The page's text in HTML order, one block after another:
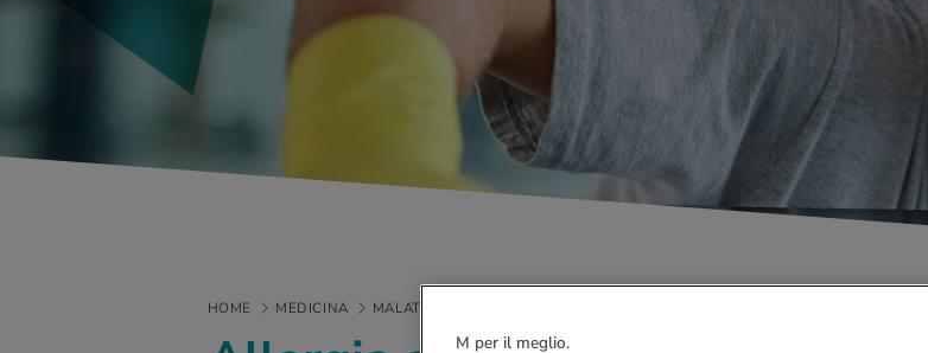
HOME MEDICINA MALATTIE
M per il meglio.